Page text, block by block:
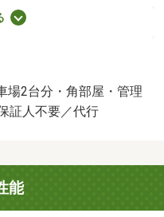
管理形態／管理員の勤
山陽本線岡山駅バス３１
（無料）/ハウスクリー
場2台分・角部屋・管理
証人不要／代行
能